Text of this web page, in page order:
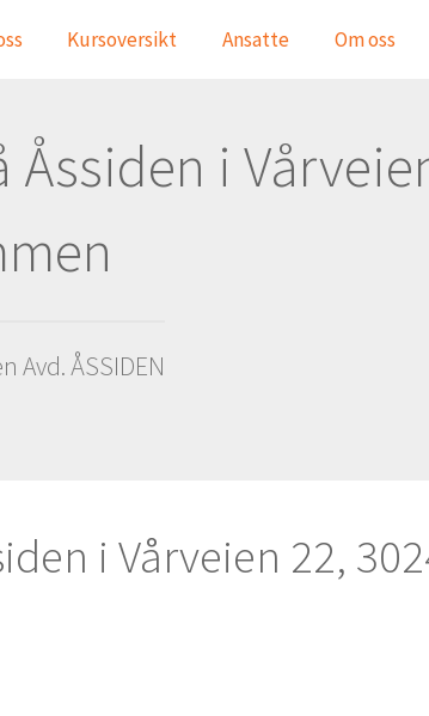
Kursoversikt Ansatte Om oss
i
Avd. ÅSSIDEN
i Vårveien 22,